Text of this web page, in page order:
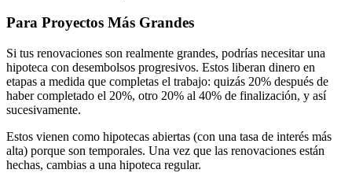
Para Proyectos Más Grandes
Si tus renovaciones son realmente grandes, podrías necesitar una
hipoteca con desembolsos progresivos. Estos liberan dinero en
etapas a medida que completas el trabajo: quizás 20% después de
haber completado el 20%, otro 20% al 40% de finalización, y así
sucesivamente.
Estos vienen como hipotecas abiertas (con una tasa de interés más
alta) porque son temporales. Una vez que las renovaciones están
hechas, cambias a una hipoteca regular.